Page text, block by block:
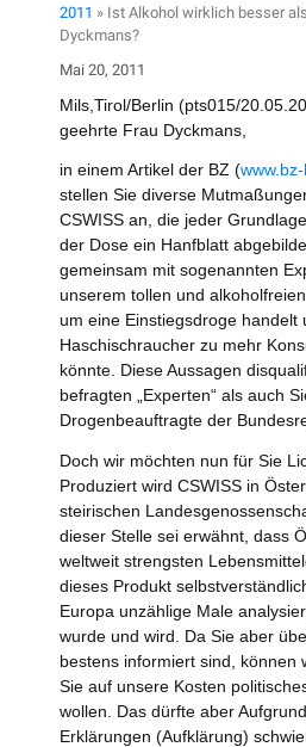
2011 » Ist Alkohol wirklich besser
Dyckmans?
Mai 20, 2011
Mils,Tirol/Berlin (pts015/
geehrte Frau Dyckmans,
in einem Artikel der BZ (
stellen Sie diverse
CSWISS an, die jeder
der Dose ein Hanfblatt
gemeinsam mit sogenannten
unserem tollen und
um eine Einstiegsdroge handelt
Haschischraucher zu mehr
könnte. Diese Aussagen
befragten „Experten“ als auch
Drogenbeauftragte der
Doch wir möchten nun für Sie
Produziert wird CSWISS in
steirischen
dieser Stelle sei erwähnt, dass
weltweit strengsten
dieses Produkt
Europa unzählige Male
wurde und wird. Da Sie aber
bestens informiert sind, können
Sie auf unsere Kosten
wollen. Das dürfte aber
Erklärungen (Aufklärung)